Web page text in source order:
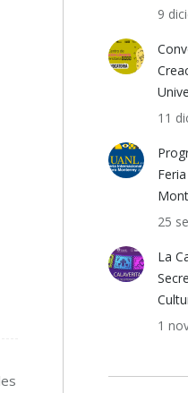
9
11
25
La
1